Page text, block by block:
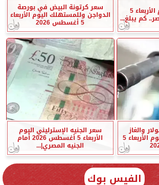
أسعار الذهب اليوم الأربعاء 5 سعر كرتونة البيض في بورصة
الدواجن وللمستهلك اليوم الأربعاء
5 أغسطس 2026
والغاز
الطبيعي في مصر اليوم الأربعاء 5
سعر الجنيه الإسترليني اليوم
الأربعاء 5 أغسطس 2026 أمام
الجنيه المصري|...
الفيس بوك